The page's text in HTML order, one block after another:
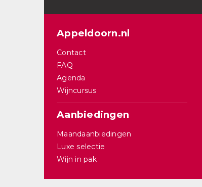
Appeldoorn.nl
Contact
FAQ
Agenda
Wijncursus
Aanbiedingen
Maandaanbiedingen
Luxe selectie
Wijn in pak